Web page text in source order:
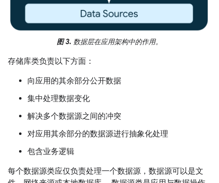
图 3. 数据层在应用架构中的作用。
存储库类负责以下方面：
向应用的其余部分公开数据
集中处理数据变化
解决多个数据源之间的冲突
对应用其余部分的数据源进行抽象化处理
包含业务逻辑
每个数据源类应仅负责处理一个数据源，数据源可以是文